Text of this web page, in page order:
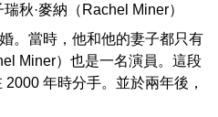
秋·麥納（Rachel Miner）
。當時，他和他的妻子都只有
Miner）也是一名演員。這段
年時分手。並於兩年後，